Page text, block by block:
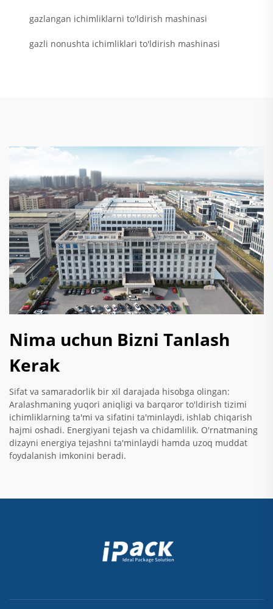
gazlangan ichimliklarni to'ldirish mashinasi
gazli nonushta ichimliklari to'ldirish mashinasi
Nima uchun Bizni Tanlash
Kerak
Sifat va samaradorlik bir xil darajada hisobga olingan:
Aralashmaning yuqori aniqligi va barqaror to'ldirish tizimi
ichimliklarning ta'mi va sifatini ta'minlaydi, ishlab chiqarish
hajmi oshadi. Energiyani tejash va chidamlilik. O'rnatmaning
dizayni energiya tejashni ta'minlaydi hamda uzoq muddat
foydalanish imkonini beradi.